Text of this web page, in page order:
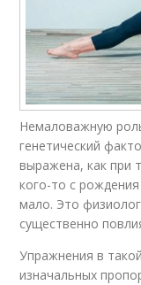
Немаловажную
генетический
выражена, как при
кого-то с
мало. Это
существенно
Упражнения в
изначальных